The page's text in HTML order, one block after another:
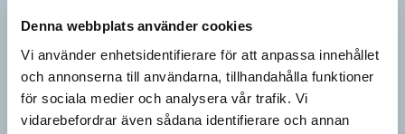
Denna webbplats använder cookies
Vi använder enhetsidentifierare för att anpassa innehållet
och annonserna till användarna, tillhandahålla funktioner
för sociala medier och analysera vår trafik. Vi
vidarebefordrar även sådana identifierare och annan